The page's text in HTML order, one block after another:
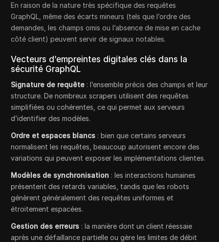
En raison de la nature très spécifique des requêtes
GraphQL, même des écarts mineurs (tels que l’ordre des
demandes, les champs omis ou l’absence de mise en cache
côté client) peuvent servir de signaux notables.
Vecteurs d’empreintes digitales clés dans la
sécurité GraphQL
Signature de requête : l’ensemble précis des champs et leur
structure. De nombreux scrapers utilisent des requêtes
simplifiées ou cohérentes, ce qui permet aux serveurs
d’identifier des modèles.
Ordre et espaces blancs : bien que certains serveurs
normalisent les requêtes, beaucoup autorisent encore des
variations qui peuvent exposer les implémentations clientes.
Modèles de synchronisation : les interactions humaines
présentent des retards variables, tandis que les robots
génèrent généralement des requêtes uniformes et
étroitement espacées.
Gestion des erreurs : la manière dont un client réessaie
après une défaillance partielle ou gère les limites de débit